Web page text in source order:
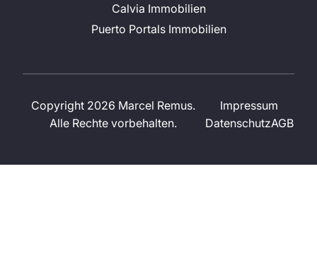
Calvia Immobilien
Puerto Portals Immobilien
Copyright 2026 Marcel Remus.
Alle Rechte vorbehalten.
Impressum
DatenschutzAGB